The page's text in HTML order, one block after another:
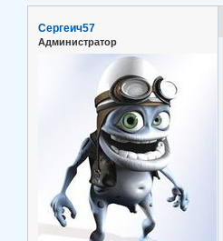
Сергеич57
Администратор